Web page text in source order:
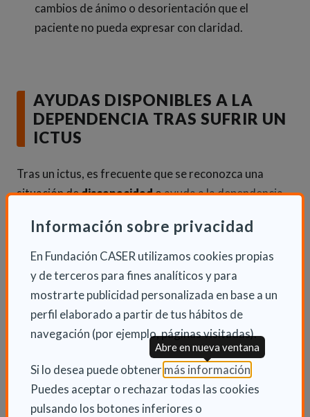
Información sobre privacidad
En Fundación CASER utilizamos cookies propias
y de terceros para fines analíticos y para
mostrarte publicidad personalizada en base a un
perfil elaborado a partir de tus hábitos de
navegación (por ejemplo, páginas visitadas).
Si lo desea puede obtener más información(Abre en
Puedes aceptar o rechazar todas las cookies
pulsando los botones inferiores o
Abre en nueva ventana
cambios de ánimo o desorientación que el
paciente no pueda expresar con claridad.
AYUDAS DISPONIBLES A LA
DEPENDENCIA TRAS SUFRIR UN
ICTUS
Tras un ictus, es frecuente que se reconozca una
situación dediscapacidadoayuda a la dependencia.
disponibles para aliviar la carga del cuidador y
mejorar la atención del paciente.
Prestaciones económicas
: Ayudas para el
cuidado en el entorno familiar.
Servicios de apoyo: Teleasistencia, ayuda a
domicilio o centros de día para el respiro familiar.
Recursos especializados: Programas de
formación para cuidadores y orientación sobre
prestaciones.